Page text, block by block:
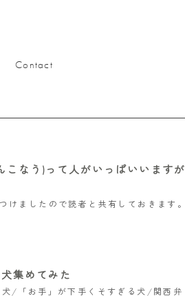
Contact
こなう)って人がいっぱいいますが
けましたので読者と共有しておきます。
集めてみた
/「お手」が下手くそすぎる犬/関西弁